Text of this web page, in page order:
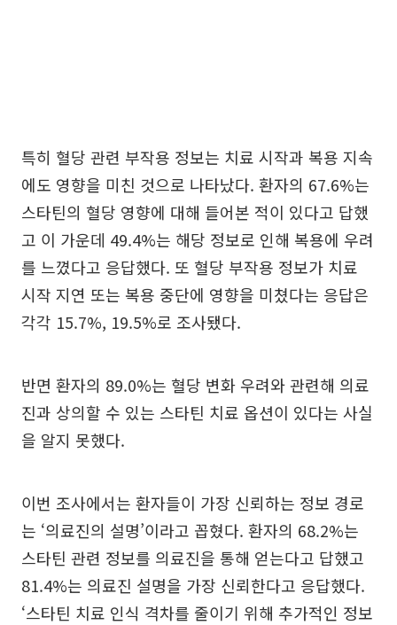
특히 혈당 관련 부작용 정보는 치료 시작과 복용 지속
에도 영향을 미친 것으로 나타났다. 환자의 67.6%는
스타틴의 혈당 영향에 대해 들어본 적이 있다고 답했
고 이 가운데 49.4%는 해당 정보로 인해 복용에 우려
를 느꼈다고 응답했다. 또 혈당 부작용 정보가 치료
시작 지연 또는 복용 중단에 영향을 미쳤다는 응답은
각각 15.7%, 19.5%로 조사됐다.
반면 환자의 89.0%는 혈당 변화 우려와 관련해 의료
진과 상의할 수 있는 스타틴 치료 옵션이 있다는 사실
을 알지 못했다.
이번 조사에서는 환자들이 가장 신뢰하는 정보 경로
는 ‘의료진의 설명’이라고 꼽혔다. 환자의 68.2%는
스타틴 관련 정보를 의료진을 통해 얻는다고 답했고
81.4%는 의료진 설명을 가장 신뢰한다고 응답했다.
‘스타틴 치료 인식 격차를 줄이기 위해 추가적인 정보